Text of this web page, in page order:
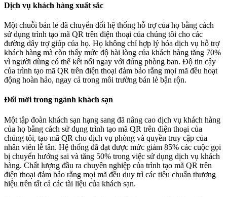
Dịch vụ khách hàng xuất sắc
Một chuỗi bán lẻ đã chuyển đổi hệ thống hỗ trợ của họ bằng cách
sử dụng trình tạo mã QR trên điện thoại của chúng tôi cho các
đường dây trợ giúp của họ. Họ không chỉ hợp lý hóa dịch vụ hỗ trợ
khách hàng mà còn thấy mức độ hài lòng của khách hàng tăng 70%
vì người dùng có thể kết nối ngay với đúng phòng ban. Độ tin cậy
của trình tạo mã QR trên điện thoại đảm bảo rằng mọi mã đều hoạt
động hoàn hảo, ngay cả trong môi trường bán lẻ bận rộn.
Đổi mới trong ngành khách sạn
Một tập đoàn khách sạn hạng sang đã nâng cao dịch vụ khách hàng
của họ bằng cách sử dụng trình tạo mã QR trên điện thoại của
chúng tôi, tạo mã QR cho dịch vụ phòng và quyền truy cập của
nhân viên lễ tân. Hệ thống đã đạt được mức giảm 85% các cuộc gọi
bị chuyển hướng sai và tăng 50% trong việc sử dụng dịch vụ khách
hàng. Chất lượng đầu ra chuyên nghiệp của trình tạo mã QR trên
điện thoại đảm bảo rằng mọi mã đều duy trì các tiêu chuẩn thương
hiệu trên tất cả các tài liệu của khách sạn.